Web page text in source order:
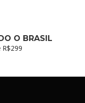
O BRASIL
R$299